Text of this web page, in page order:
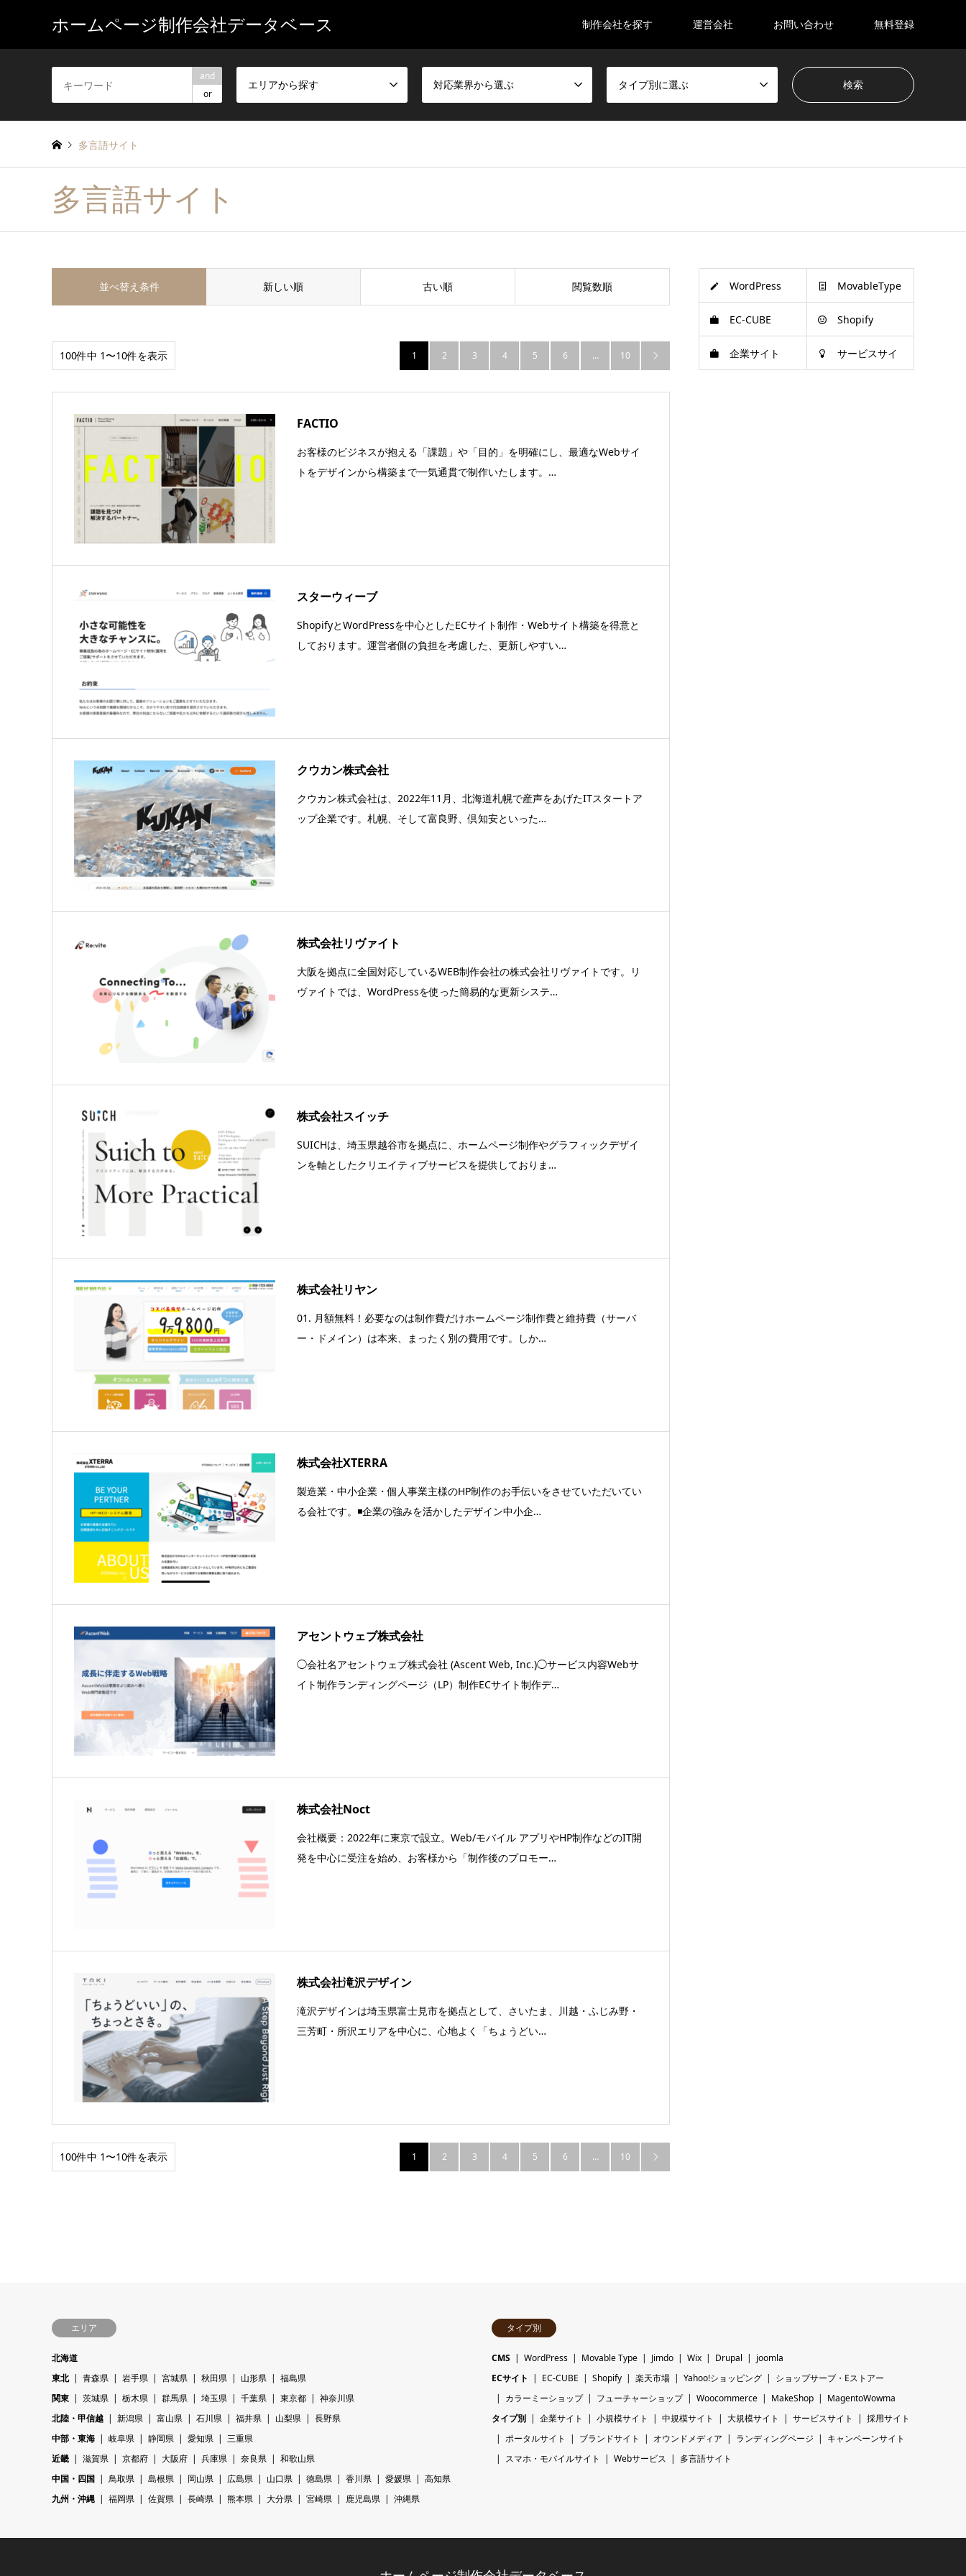
ホームページ制作会社データベース 制作会社を探す 運営会社 お問い合わせ 無料登録
and
or
エリアから探す 対応業界から選ぶ タイプ別に選ぶ
多言語サイト
多言語サイト
並べ替え条件 新しい順 古い順 閲覧数順
100件中 1〜10件を表示 1 2 3 4 5 6 … 10 
FACTIO
お客様のビジネスが抱える「課題」や「目的」を明確にし、最適なWebサイ
トをデザインから構築まで一気通貫で制作いたします。…
スターウィーブ
ShopifyとWordPressを中心としたECサイト制作・Webサイト構築を得意と
しております。運営者側の負担を考慮した、更新しやすい…
クウカン株式会社
クウカン株式会社は、2022年11月、北海道札幌で産声をあげたITスタートア
ップ企業です。札幌、そして富良野、倶知安といった…
株式会社リヴァイト
大阪を拠点に全国対応しているWEB制作会社の株式会社リヴァイトです。リ
ヴァイトでは、WordPressを使った簡易的な更新システ…
株式会社スイッチ
SUICHは、埼玉県越谷市を拠点に、ホームページ制作やグラフィックデザイ
ンを軸としたクリエイティブサービスを提供しておりま…
株式会社リヤン
01. 月額無料！必要なのは制作費だけホームページ制作費と維持費（サーバ
ー・ドメイン）は本来、まったく別の費用です。しか…
株式会社XTERRA
製造業・中小企業・個人事業主様のHP制作のお手伝いをさせていただいてい
る会社です。◾️企業の強みを活かしたデザイン中小企…
アセントウェブ株式会社
◯会社名アセントウェブ株式会社 (Ascent Web, Inc.)◯サービス内容Webサ
イト制作ランディングページ（LP）制作ECサイト制作デ…
株式会社Noct
会社概要：2022年に東京で設立。Web/モバイル アプリやHP制作などのIT開
発を中心に受注を始め、お客様から「制作後のプロモー…
株式会社滝沢デザイン
滝沢デザインは埼玉県富士見市を拠点として、さいたま、川越・ふじみ野・
三芳町・所沢エリアを中心に、心地よく「ちょうどい…
100件中 1〜10件を表示 1 2 3 4 5 6 … 10 
WordPress MovableType
EC-CUBE Shopify
企業サイト サービスサイ
エリア
北海道
東北
青森県 岩手県 宮城県 秋田県 山形県
福島県
関東
茨城県 栃木県 群馬県 埼玉県 千葉県 東京都
神奈川県
北陸・甲信越
新潟県 富山県 石川県 福井県 山梨県
長野県
中部・東海
岐阜県 静岡県 愛知県
三重県
近畿
滋賀県 京都府 大阪府 兵庫県 奈良県
和歌山県
中国・四国
鳥取県 島根県 岡山県 広島県 山口県 徳島県 香川県 愛媛県
高知県
九州・沖縄
福岡県 佐賀県 長崎県 熊本県 大分県 宮崎県 鹿児島県 沖縄県
タイプ別
CMS WordPress Movable Type Jimdo Wix Drupal
joomla
ECサイト
EC-CUBE Shopify 楽天市場 Yahoo!ショッピング
ショップサーブ・Eストアー
カラーミーショップ
フューチャーショップ Woocommerce MakeShop
MagentoWowma
タイプ別
企業サイト 小規模サイト 中規模サイト 大規模サイト サービスサイト
採用サイト
ポータルサイト
ブランドサイト オウンドメディア ランディングページ
キャンペーンサイト
スマホ・モバイルサイト
Webサービス 多言語サイト